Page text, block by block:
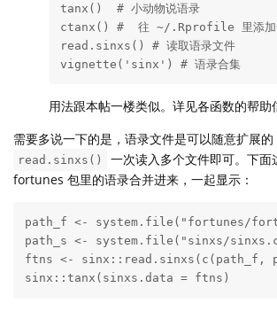
tanx()  # 小动物说语录
ctanx() #  往 ~/.Rprofile 里添加一
read.sinxs() # 读取语录文件
vignette('sinx') # 语录合集
用法跟本帖一楼类似。详见各函数的帮助
需要多说一下的是，语录文件是可以随意扩展的
read.sinxs()
一次读入多个文件即可。下面
fortunes 包里的语录合并进来，一起显示：
path_f <- system.file("fortunes/
path_s <- system.file("sinxs/
ftns <-
sinx::tanx(sinxs.data = ftns)